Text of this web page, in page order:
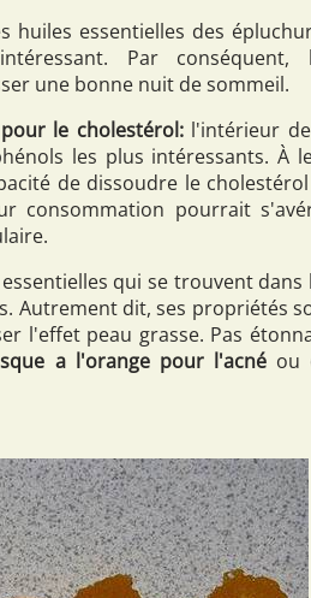
huiles essentielles des
Par conséquent,
une bonne nuit de sommeil.
le cholestérol:l'intérieur
les plus intéressants. À
de dissoudre le
consommation pourrait
qui se trouvent dans
Autrement dit, ses propriétés
l'effet peau grasse. Pas
a l'orange pour l'acnéou